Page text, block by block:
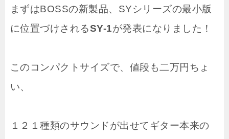
まずはBOSSの新製品、SYシリーズの最小版
に位置づけされるSY-1が発表になりました！
このコンパクトサイズで、値段も二万円ちょ
い、
１２１種類のサウンドが出せてギター本来の